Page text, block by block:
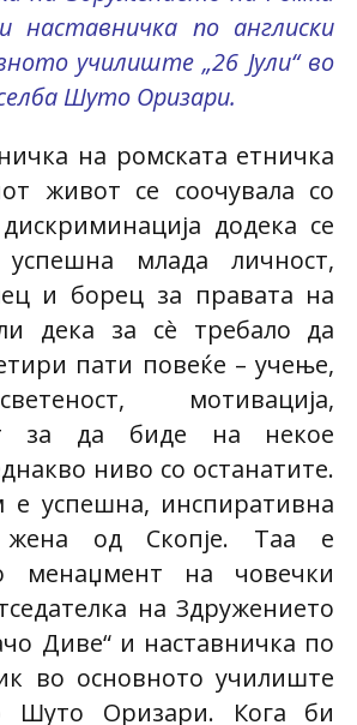
наставничка по англиски
училиште „26 Јули“ во
Шуто Оризари.
на ромската етничка
живот се соочувала со
додека се
млада личност,
и борец за правата на
дека за сè требало да
пати повеќе – учење,
мотивација,
за да биде на некое
ниво со останатите.
е успешна, инспиративна
жена од Скопје. Таа е
менаџмент на човечки
на Здружението
Диве“ и наставничка по
во основното училиште
Шуто Оризари. Кога би